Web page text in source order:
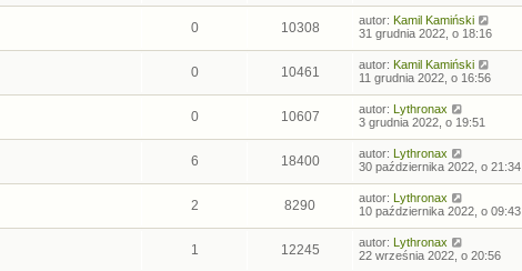
0 10308 autor: Kamil Kamiński
31 grudnia 2022, o 18:16
0 10461 autor: Kamil Kamiński
11 grudnia 2022, o 16:56
0 10607 autor: Lythronax
3 grudnia 2022, o 19:51
6 18400 autor: Lythronax
30 października 2022, o 21:34
2 8290 autor: Lythronax
10 października 2022, o 09:43
1 12245 autor: Lythronax
22 września 2022, o 20:56